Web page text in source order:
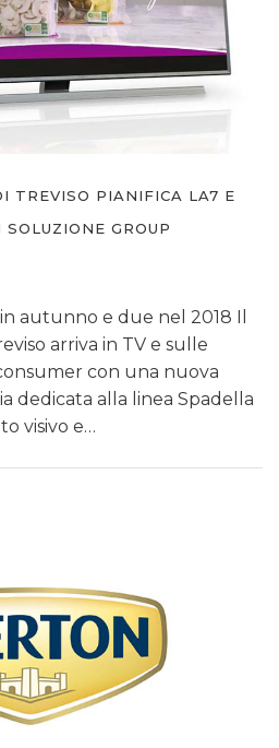
TREVISO PIANIFICA LA7 E
GROUP
autunno e due nel 2018 Il
arriva in TV e sulle
con una nuova
dedicata alla linea Spadella
visivo e…